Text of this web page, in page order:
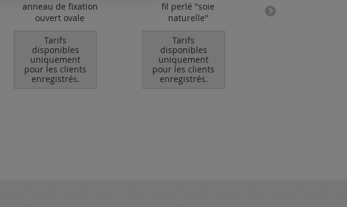
anneau de fixation
ouvert ovale
Tarifs
disponibles
uniquement
pour les clients
enregistrés.
fil perlé "soie
naturelle"
Tarifs
disponibles
uniquement
pour les clients
enregistrés.